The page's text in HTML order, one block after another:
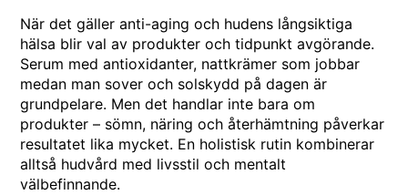
När det gäller anti-aging och hudens långsiktiga
hälsa blir val av produkter och tidpunkt avgörande.
Serum med antioxidanter, nattkrämer som jobbar
medan man sover och solskydd på dagen är
grundpelare. Men det handlar inte bara om
produkter – sömn, näring och återhämtning påverkar
resultatet lika mycket. En holistisk rutin kombinerar
alltså hudvård med livsstil och mentalt
välbefinnande.